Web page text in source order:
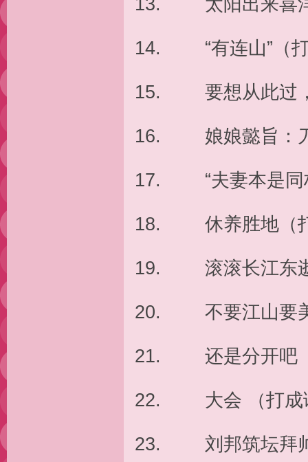
13. 太阳出来喜洋
14. “有连山”（打
15. 要想从此过，
16. 娘娘懿旨：刀
17. “夫妻本是同
18. 休养胜地（打
19. 滚滚长江东逝
20. 不要江山要美
21. 还是分开吧（
22. 大会 （打成
23. 刘邦筑坛拜帅